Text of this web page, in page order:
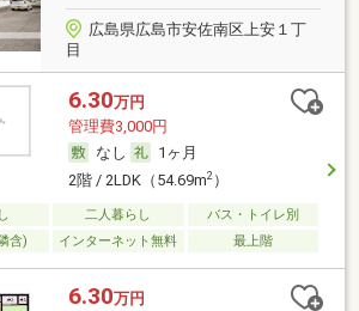
広島県広島市安佐南区上安１丁
目
6.30万円
管理費3,000円
なし
1ヶ月
2階 / 2LDK（54.69m2）
二人暮らし
バス・トイレ別
含)
インターネット無料 最上階
6.30万円